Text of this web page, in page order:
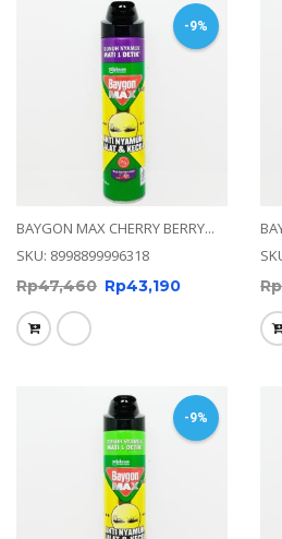
-9%
BAYGON MAX CHERRY BERRY...
SKU: 8998899996318
Rp47,460 Rp43,190
Rp
-9%